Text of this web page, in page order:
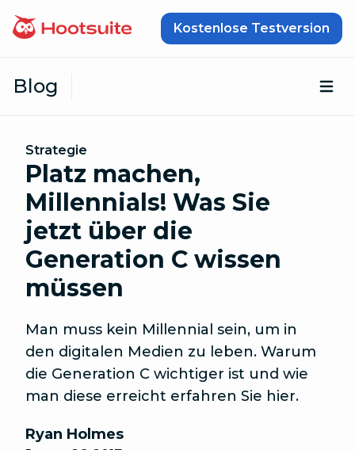
Kostenlose Testversion
Blog
Strategie
Platz machen,
Millennials! Was Sie
jetzt über die
Generation C wissen
müssen
Man muss kein Millennial sein, um in
den digitalen Medien zu leben. Warum
die Generation C wichtiger ist und wie
man diese erreicht erfahren Sie hier.
Ryan Holmes